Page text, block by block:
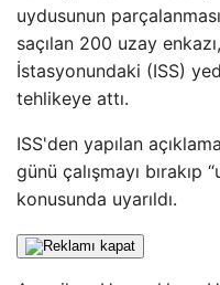
uydusunun
saçılan 200 uzay
İstasyonundaki (ISS)
tehlikeye attı.
ISS'den yapılan
günü çalışmayı bırakıp
konusunda uyarıldı.